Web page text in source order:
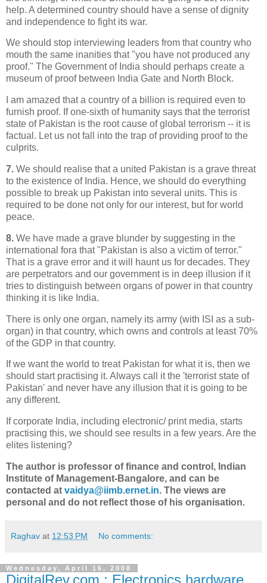
help. A determined country should have a sense of dignity
and independence to fight its war.
We should stop interviewing leaders from that country who
mouth the same inanities that "you have not produced any
proof." The Government of India should perhaps create a
museum of proof between India Gate and North Block.
I am amazed that a country of a billion is required even to
furnish proof. If one-sixth of humanity says that the terrorist
state of Pakistan is the root cause of global terrorism -- it is
factual. Let us not fall into the trap of providing proof to the
culprits.
7. We should realise that a united Pakistan is a grave threat
to the existence of India. Hence, we should do everything
possible to break up Pakistan into several units. This is
required to be done not only for our interest, but for world
peace.
8. We have made a grave blunder by suggesting in the
international fora that "Pakistan is also a victim of terror."
That is a grave error and it will haunt us for decades. They
are perpetrators and our government is in deep illusion if it
tries to distinguish between organs of power in that country
thinking it is like India.
There is only one organ, namely its army (with ISI as a sub-
organ) in that country, which owns and controls at least 70%
of the GDP in that country.
If we want the world to treat Pakistan for what it is, then we
should start practising it. Always call it the 'terrorist state of
Pakistan' and never have any illusion that it is going to be
any different.
If corporate India, including electronic/ print media, starts
practising this, we should see results in a few years. Are the
elites listening?
The author is professor of finance and control, Indian
Institute of Management-Bangalore, and can be
contacted at vaidya@iimb.ernet.in. The views are
personal and do not reflect those of his organisation.
Raghav at 12:53 PM No comments:
Wednesday, April 16, 2008